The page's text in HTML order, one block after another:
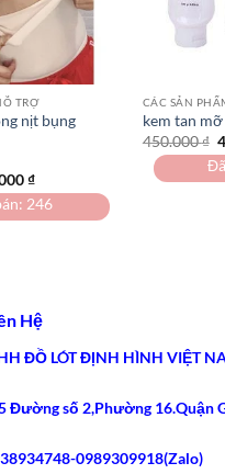
TRỢ
nịt bụng
₫.
₫Giá
hiện
tại
là:
246
CÁC SẢN
kem tan
450.000₫
Hệ
ĐỒ LÓT ĐỊNH HÌNH VIỆT
Đường số 2,Phường 16.Quận
0989309918(Zalo)